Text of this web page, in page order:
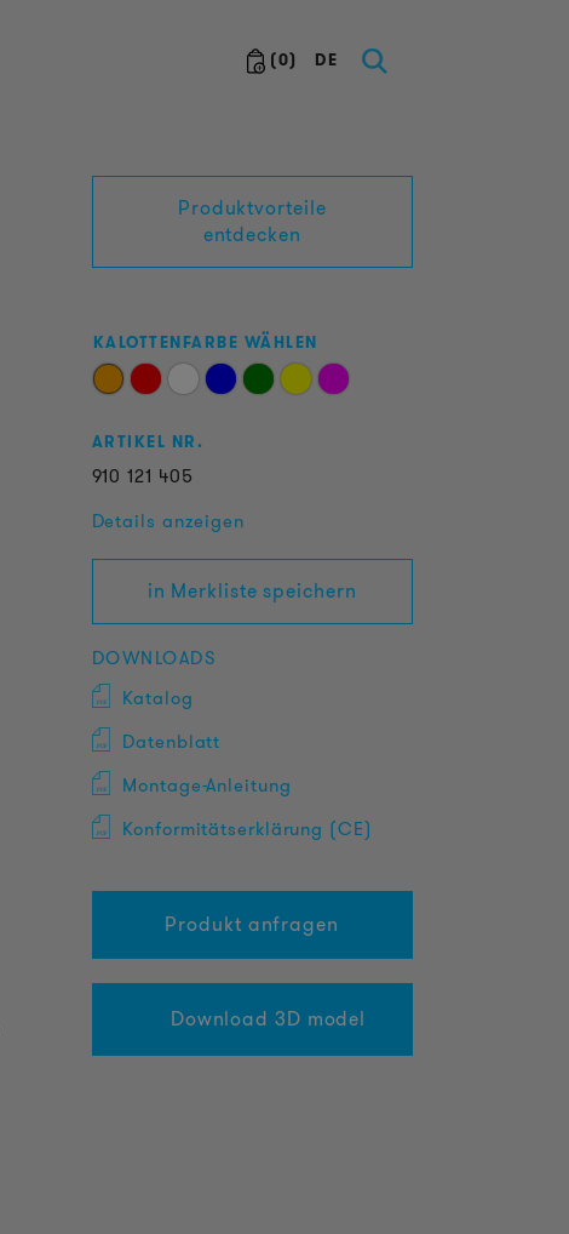
(0) DE
Produktvorteile
entdecken
KALOTTENFARBE WÄHLEN
ARTIKEL NR.
910 121 405
Details anzeigen
in Merkliste speichern
DOWNLOADS
Katalog
Datenblatt
Montage-Anleitung
Konformitätserklärung (CE)
Produkt anfragen
Download 3D model